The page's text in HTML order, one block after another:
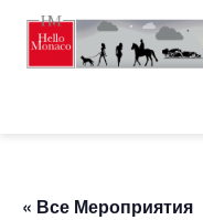
« Все Мероприятия